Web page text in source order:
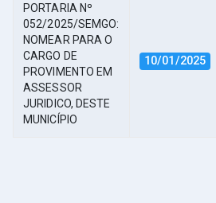
PORTARIA Nº
052/2025/SEMGO:
NOMEAR PARA O
CARGO DE
PROVIMENTO EM
ASSESSOR
JURIDICO, DESTE
MUNICÍPIO
10/01/2025